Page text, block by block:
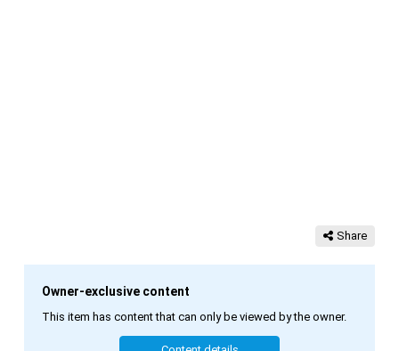
Share
Owner-exclusive content
This item has content that can only be viewed by the owner.